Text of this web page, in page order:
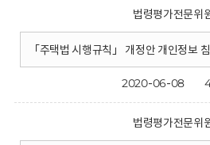
법령평가전문위
「주택법 시행규칙」 개정안 개인정보
2020-06-08
법령평가전문위